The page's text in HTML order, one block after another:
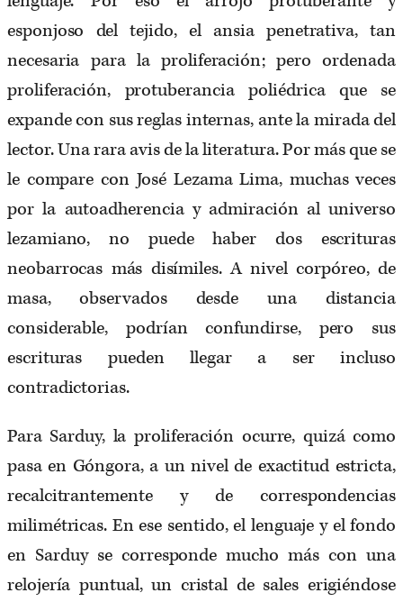
esponjoso del tejido, el ansia penetrativa, tan
necesaria para la proliferación; pero ordenada
proliferación, protuberancia poliédrica que se
expande con sus reglas internas, ante la mirada del
lector. Una rara avis de la literatura. Por más que se
le compare con José Lezama Lima, muchas veces
por la autoadherencia y admiración al universo
lezamiano, no puede haber dos escrituras
neobarrocas más disímiles. A nivel corpóreo, de
masa, observados desde una distancia
considerable, podrían confundirse, pero sus
escrituras pueden llegar a ser incluso
contradictorias.
Para Sarduy, la proliferación ocurre, quizá como
pasa en Góngora, a un nivel de exactitud estricta,
recalcitrantemente y de correspondencias
milimétricas. En ese sentido, el lenguaje y el fondo
en Sarduy se corresponde mucho más con una
relojería puntual, un cristal de sales erigiéndose